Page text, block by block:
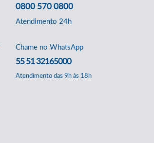
0800 570 0800
Atendimento 24h
Chame no WhatsApp
55 51 32165000
Atendimento das 9h às 18h